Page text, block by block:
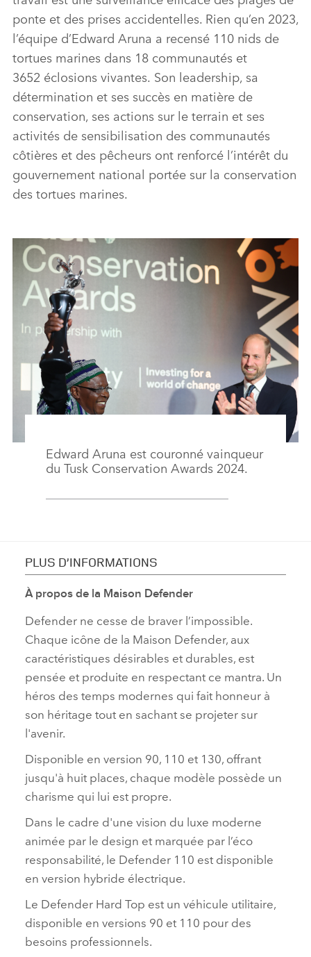
ponte et des prises accidentelles. Rien qu’en 2023,
l’équipe d’Edward Aruna a recensé 110 nids de
tortues marines dans 18 communautés et
3652 éclosions vivantes. Son leadership, sa
détermination et ses succès en matière de
conservation, ses actions sur le terrain et ses
activités de sensibilisation des communautés
côtières et des pêcheurs ont renforcé l’intérêt du
gouvernement national portée sur la conservation
des tortues marines.
Edward Aruna est couronné vainqueur
du Tusk Conservation Awards 2024.
PLUS D’INFORMATIONS
À propos de la Maison Defender
Defender ne cesse de braver l’impossible.
Chaque icône de la Maison Defender, aux
caractéristiques désirables et durables, est
pensée et produite en respectant ce mantra. Un
héros des temps modernes qui fait honneur à
son héritage tout en sachant se projeter sur
l'avenir.
Disponible en version 90, 110 et 130, offrant
jusqu'à huit places, chaque modèle possède un
charisme qui lui est propre.
Dans le cadre d'une vision du luxe moderne
animée par le design et marquée par l’éco
responsabilité, le Defender 110 est disponible
en version hybride électrique.
Le Defender Hard Top est un véhicule utilitaire,
disponible en versions 90 et 110 pour des
besoins professionnels.